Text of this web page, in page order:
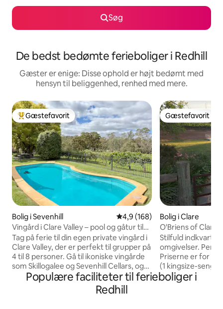
Søg
De bedst bedømte ferieboliger i Redhill
Gæster er enige: Disse ophold er højt bedømt med
hensyn til beliggenhed, renhed med mere.
Bedste gæstefavorit
Gæstefavorit
Bolig i Sevenhill 4,9 ud af 5 i gennemsnitlig
4,9 (168)
Vingård i Clare Valley – pool og gåtur til
vingårde
Tag på ferie til din egen private vingård i
Clare Valley, der er perfekt til grupper på
4 til 8 personer. Gå til ikoniske vingårde
som Skillogalee og Sevenhill Cellars, og
vend derefter tilbage for at slappe af
ved poolen, nyde lange frokoster og
slappe af ved bålpladsen eller med
Gæstefavorit
Gæstefavorit
Bolig i Clare
O'Briens of Clare
vingården |
Stilfuld
omgivelser.
Priserne er for 8
(1 kingsize-seng
En blanding af
Brede terrasser
Populære faciliteter til ferieboliger i
Redhill